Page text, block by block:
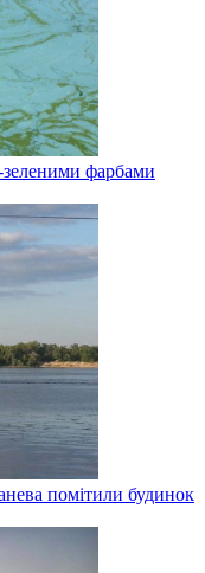
зеленими фарбами
помітили будинок